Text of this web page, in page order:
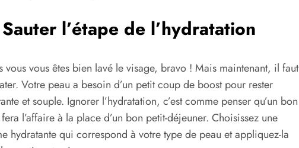
l’étape de l’hydratation
vous vous êtes bien lavé le visage, bravo ! Mais maintenant, il faut
Votre peau a besoin d’un petit coup de boost pour rester
et souple. Ignorer l’hydratation, c’est comme penser qu’un bon
l’affaire à la place d’un bon petit-déjeuner. Choisissez une
hydratante qui correspond à votre type de peau et appliquez-la